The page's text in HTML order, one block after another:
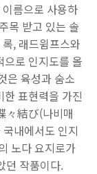
름으로 사용하
목 받고 있는 솔
, 래드윔프스와
로 인지도를 올
은 육성과 숨소
표현력을 가진
々結び(나비매
내에서도 인지
노다 요지로가
던 작품이다.